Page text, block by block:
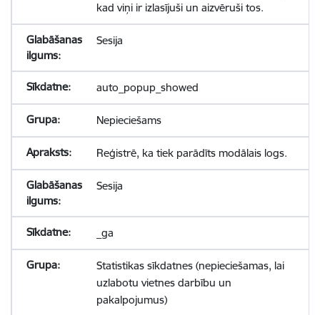
kad viņi ir izlasījuši un aizvēruši tos.
Sesija
auto_popup_showed
Nepieciešams
Reģistrē, ka tiek parādīts modālais logs.
Sesija
_ga
Statistikas sīkdatnes (nepieciešamas, lai
uzlabotu vietnes darbību un
pakalpojumus)